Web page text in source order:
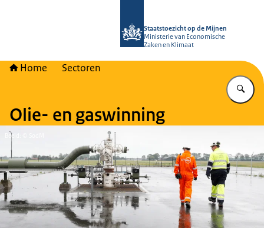
Staatstoezicht op de Mijnen
Ministerie van Economische
Zaken en Klimaat
Home Sectoren
Olie- en gaswinning
Beeld: © SodM